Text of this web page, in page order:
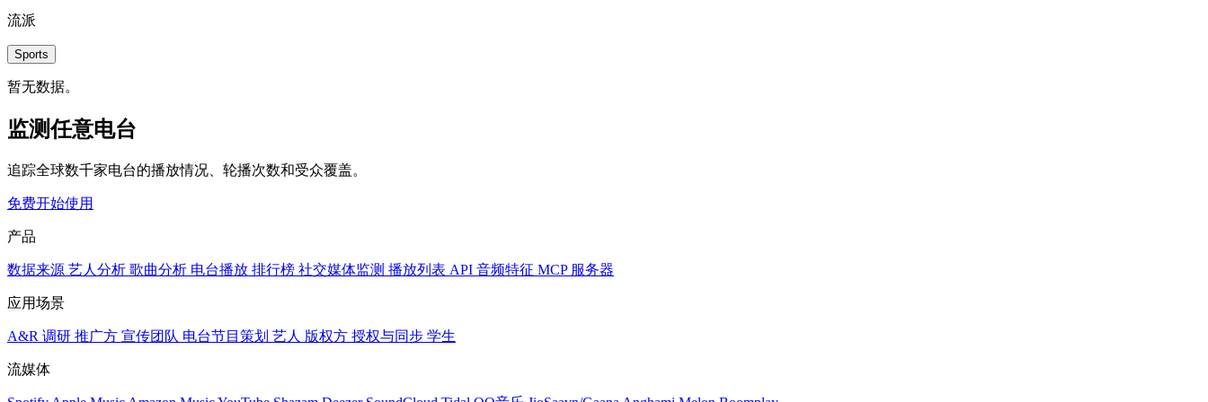
流派
Sports
暂无数据。
监测任意电台
追踪全球数千家电台的播放情况、轮播次数和受众覆盖。
免费开始使用
产品
数据来源 艺人分析 歌曲分析 电台播放 排行榜 社交媒体监测 播放列表 API 音频特征 MCP 服务器
应用场景
A&R 调研 推广方 宣传团队 电台节目策划 艺人 版权方 授权与同步 学生
流媒体